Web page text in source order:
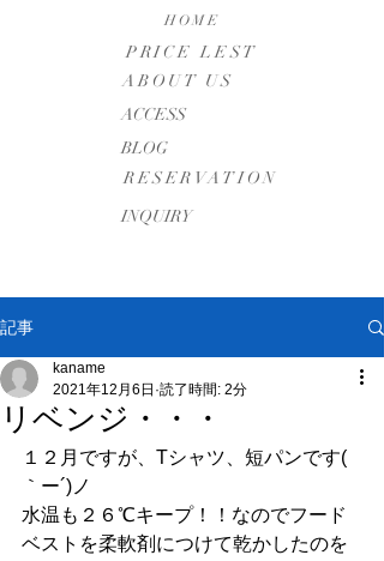
HOME
PRICE LEST
ABOUT US
​ACCESS
BLOG
RESERVATION
INQUIRY
記事
リベンジ・・・
kaname
2021年12月6日 読了時間: 2分
１２月ですが、Tシャツ、短パンです(
｀ー´)ノ
水温も２６℃キープ！！なのでフード
ベストを柔軟剤につけて乾かしたのを